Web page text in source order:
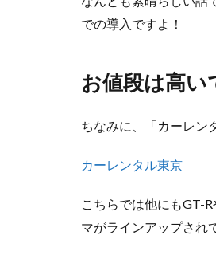
での導入ですよ！
お値段は高い
ちなみに、「カーレン
カーレンタル東京
こちらでは他にもGT-
マがラインアップされ